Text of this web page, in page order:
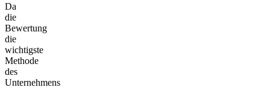
Da
die
Bewertung
die
wichtigste
Methode
des
Unternehmens